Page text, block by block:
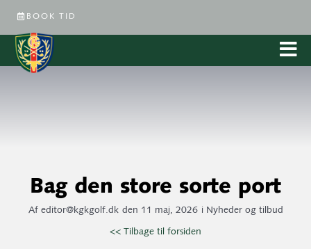
BOOK TID
Bag den store sorte port
Afeditor@kgkgolf.dk den 11 maj, 2026 i Nyheder og tilbud
<< Tilbage til forsiden